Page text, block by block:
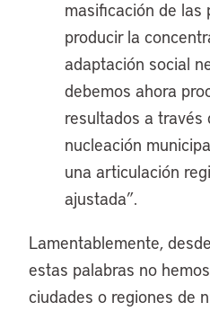
masificación de las
producir la
adaptación social
debemos ahora
resultados a través
nucleación
una articulación
ajustada”.
Lamentablemente,
estas palabras no
ciudades o regiones de